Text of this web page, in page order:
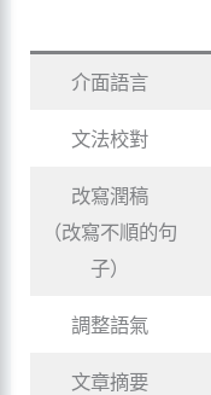
介面語言
文法校對
改寫潤稿
（改寫不順的句
子）
調整語氣
文章摘要